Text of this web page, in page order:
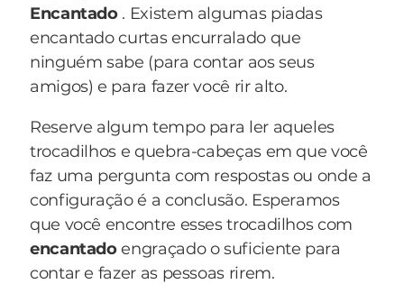
Encantado. Existem algumas piadas
encantado curtas encurralado que
ninguém sabe (para contar aos seus
amigos) e para fazer você rir alto.
Reserve algum tempo para ler aqueles
trocadilhos e quebra-cabeças em que você
faz uma pergunta com respostas ou onde a
configuração é a conclusão. Esperamos
que você encontre esses trocadilhos com
encantadoengraçado o suficiente para
contar e fazer as pessoas rirem.